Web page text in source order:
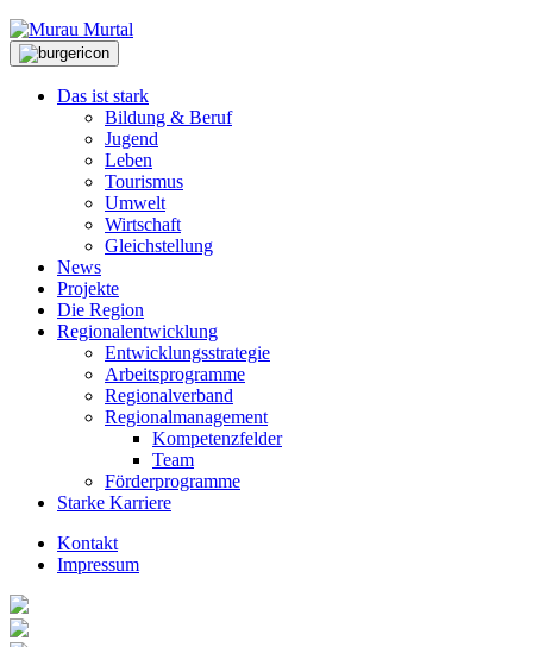
Das ist stark
Bildung & Beruf
Jugend
Leben
Tourismus
Umwelt
Wirtschaft
Gleichstellung
News
Projekte
Die Region
Regionalentwicklung
Entwicklungsstrategie
Arbeitsprogramme
Regionalverband
Regionalmanagement
Kompetenzfelder
Team
Förderprogramme
Starke Karriere
Kontakt
Impressum